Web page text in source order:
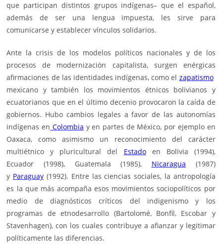
que participan distintos grupos indígenas– que el español,
además de ser una lengua impuesta, les sirve para
comunicarse y establecer vínculos solidarios.
Ante la crisis de los modelos políticos nacionales y de los
procesos de modernización capitalista, surgen enérgicas
afirmaciones de las identidades indígenas, como el zapatismo
mexicano y también los movimientos étnicos bolivianos y
ecuatorianos que en el último decenio provocaron la caída de
gobiernos. Hubo cambios legales a favor de las autonomías
indígenas en Colombia y en partes de México, por ejemplo en
Oaxaca, como asimismo un reconocimiento del carácter
multiétnico y pluricultural del Estadoen Bolivia (1994),
Ecuador (1998), Guatemala (1985), Nicaragua (1987)
y Paraguay (1992). Entre las ciencias sociales, la antropología
es la que más acompaña esos movimientos sociopolíticos por
medio de diagnósticos críticos del indigenismo y los
programas de etnodesarrollo (Bartolomé, Bonfil, Escobar y
Stavenhagen), con los cuales contribuye a afianzar y legitimar
políticamente las diferencias.